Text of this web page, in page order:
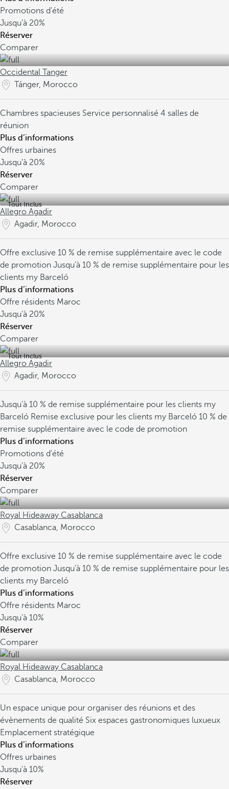
Promotions d'été
Jusqu’à 20%
Réserver
Comparer
Occidental Tanger
Tánger, Morocco
Chambres spacieuses Service personnalisé 4 salles de
réunion
Plus d’informations
Offres urbaines
Jusqu’à 20%
Réserver
Comparer
Tout Inclus
Allegro Agadir
Agadir, Morocco
Offre exclusive 10 % de remise supplémentaire avec le code
de promotion Jusqu’à 10 % de remise supplémentaire pour les
clients my Barceló
Plus d’informations
Offre résidents Maroc
Jusqu’à 20%
Réserver
Comparer
Tout Inclus
Allegro Agadir
Agadir, Morocco
Jusqu’à 10 % de remise supplémentaire pour les clients my
Barceló Remise exclusive pour les clients my Barceló 10 % de
remise supplémentaire avec le code de promotion
Plus d’informations
Promotions d'été
Jusqu’à 20%
Réserver
Comparer
Royal Hideaway Casablanca
Casablanca, Morocco
Offre exclusive 10 % de remise supplémentaire avec le code
de promotion Jusqu’à 10 % de remise supplémentaire pour les
clients my Barceló
Plus d’informations
Offre résidents Maroc
Jusqu’à 10%
Réserver
Comparer
Royal Hideaway Casablanca
Casablanca, Morocco
Un espace unique pour organiser des réunions et des
évènements de qualité Six espaces gastronomiques luxueux
Emplacement stratégique
Plus d’informations
Offres urbaines
Jusqu’à 10%
Réserver